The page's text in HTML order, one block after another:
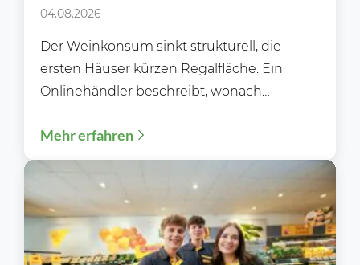
lernen kann
04.08.2026
Der Weinkonsum sinkt strukturell, die
ersten Häuser kürzen Regalfläche. Ein
Onlinehändler beschreibt, wonach
suchen und was das...
Mehr erfahren